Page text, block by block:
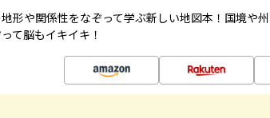
形や関係性をなぞって学ぶ新しい地図本！国境や
て脳もイキイキ！